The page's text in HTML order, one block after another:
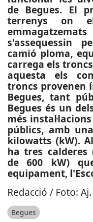
de Begues. El
terrenys on
s'assequessin
camió ploma,
carrega els
aquesta els
troncs provenen
Begues, tant
Begues és un
més
públics, amb
kilowatts (kW).
ha tres
de 600 kW)
equipament,
Redacció / Foto:
Begues